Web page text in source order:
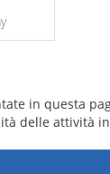
in questa
delle attività